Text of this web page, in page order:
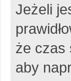
Jeżeli
że czas
aby